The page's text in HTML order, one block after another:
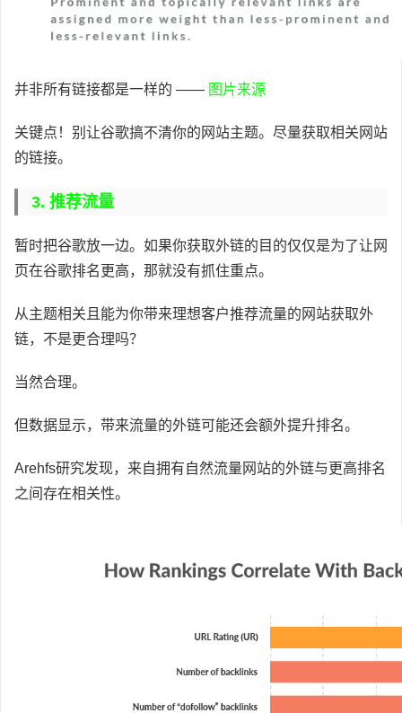
并非所有链接都是一样的 —— 图片来源
关键点！别让谷歌搞不清你的网站主题。尽量获取相关网站
的链接。
3. 推荐流量
暂时把谷歌放一边。如果你获取外链的目的仅仅是为了让网
页在谷歌排名更高，那就没有抓住重点。
从主题相关且能为你带来理想客户推荐流量的网站获取外
链，不是更合理吗？
当然合理。
但数据显示，带来流量的外链可能还会额外提升排名。
Arehfs研究发现，来自拥有自然流量网站的外链与更高排名
之间存在相关性。